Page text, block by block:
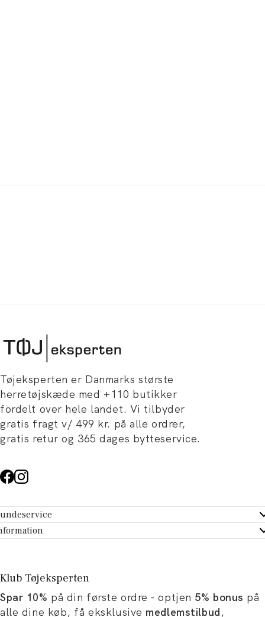
Tøjeksperten er Danmarks største
herretøjskæde med +110 butikker
fordelt over hele landet. Vi tilbyder
gratis fragt v/ 499 kr. på alle ordrer,
gratis retur og 365 dages bytteservice.
- Hjælpecenter
dit køb
Tøjeksperten
og artikler
Klub Tøjeksperten
Spar 10% på din første ordre - optjen 5% bonus på
alle dine køb, få eksklusive medlemstilbud,